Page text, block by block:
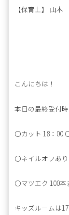
【保育士】 山本
こんにちは！
本日の最終受付
〇カット 18：00
〇ネイルオフあ
〇マツエク 100本
キッズルームは